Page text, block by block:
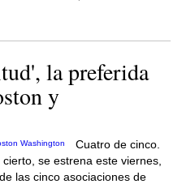
la preferida
y
Cuatro de cinco.
se estrena este viernes,
las cinco asociaciones de